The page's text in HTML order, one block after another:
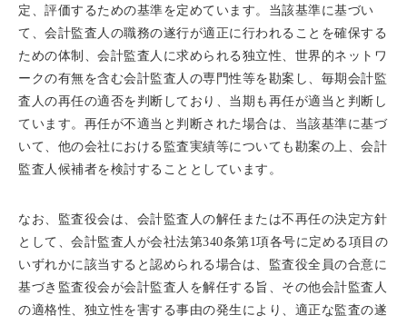
定、評価するための基準を定めています。当該基準に基づい
て、会計監査人の職務の遂行が適正に行われることを確保する
ための体制、会計監査人に求められる独立性、世界的ネットワ
ークの有無を含む会計監査人の専門性等を勘案し、毎期会計監
査人の再任の適否を判断しており、当期も再任が適当と判断し
ています。再任が不適当と判断された場合は、当該基準に基づ
いて、他の会社における監査実績等についても勘案の上、会計
監査人候補者を検討することとしています。
なお、監査役会は、会計監査人の解任または不再任の決定方針
として、会計監査人が会社法第340条第1項各号に定める項目の
いずれかに該当すると認められる場合は、監査役全員の合意に
基づき監査役会が会計監査人を解任する旨、その他会計監査人
の適格性、独立性を害する事由の発生により、適正な監査の遂